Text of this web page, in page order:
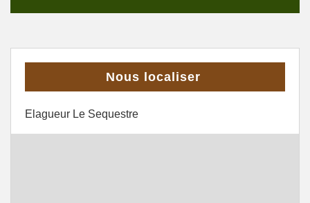
Nous localiser
Elagueur Le Sequestre